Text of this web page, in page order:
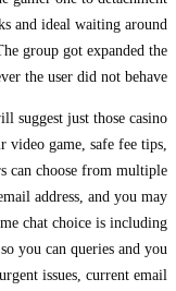
for
We
other
will